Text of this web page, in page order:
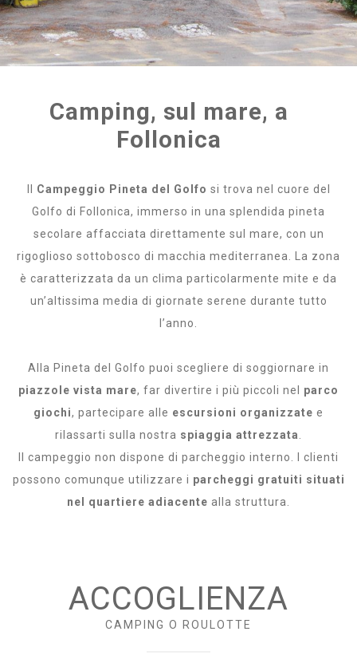
Camping, sul mare, a
Follonica
Campeggio Pineta del Golfo si trova nel cuore del
Golfo di Follonica, immerso in una splendida pineta
secolare affacciata direttamente sul mare, con un
rigoglioso sottobosco di macchia mediterranea. La zona
è caratterizzata da un clima particolarmente mite e da
un’altissima media di giornate serene durante tutto
l’anno.
Alla Pineta del Golfo puoi scegliere di soggiornare in
piazzole vista mare, far divertire i più piccoli nel parco
giochi, partecipare alle escursioni organizzate e
rilassarti sulla nostra spiaggia attrezzata
Il campeggio non dispone di parcheggio interno. I clienti
possono comunque utilizzare i parcheggi gratuiti situati
nel quartiere adiacente alla struttura.
ACCOGLIENZA
CAMPING O ROULOTTE